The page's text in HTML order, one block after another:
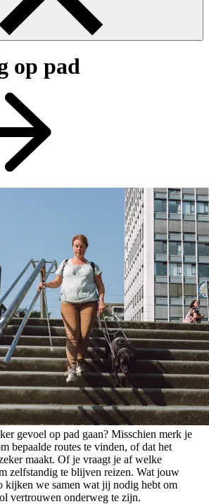
op pad
gevoel op pad gaan? Misschien merk je
bepaalde routes te vinden, of dat het
maakt. Of je vraagt je af welke
zelfstandig te blijven reizen. Wat jouw
kijken we samen wat jij nodig hebt om
vertrouwen onderweg te zijn.